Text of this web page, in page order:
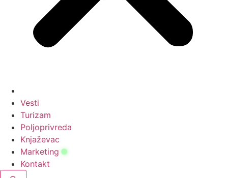
Vesti
Turizam
Poljoprivreda
Knjaževac
Marketing
Kontakt